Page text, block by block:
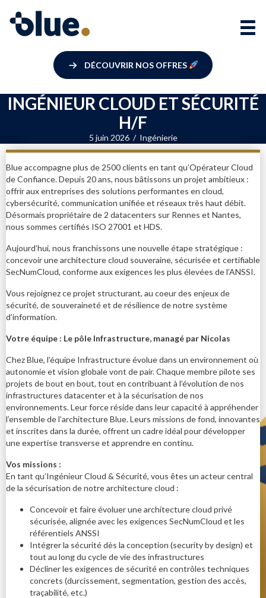
DÉCOUVRIR NOS OFFRES
INGÉNIEUR CLOUD ET SÉCURITÉ
H/F
5 juin 2026 / Ingénierie
Blue accompagne plus de 2500 clients en tant qu’Opérateur Cloud
de Confiance. Depuis 20 ans, nous bâtissons un projet ambitieux :
offrir aux entreprises des solutions performantes en cloud,
cybersécurité, communication unifiée et réseaux très haut débit.
Désormais propriétaire de 2 datacenters sur Rennes et Nantes,
nous sommes certifiés ISO 27001 et HDS.
Aujourd’hui, nous franchissons une nouvelle étape stratégique :
concevoir une architecture cloud souveraine, sécurisée et certifiable
SecNumCloud, conforme aux exigences les plus élevées de l’ANSSI.
Vous rejoignez ce projet structurant, au coeur des enjeux de
sécurité, de souveraineté et de résilience de notre système
d’information.
Votre équipe : Le pôle Infrastructure, managé par Nicolas
Chez Blue, l’équipe Infrastructure évolue dans un environnement où
autonomie et vision globale vont de pair. Chaque membre pilote ses
projets de bout en bout, tout en contribuant à l’évolution de nos
infrastructures datacenter et à la sécurisation de nos
environnements. Leur force réside dans leur capacité à appréhender
l’ensemble de l’architecture Blue. Leurs missions de fond, innovantes
et inscrites dans la durée, offrent un cadre idéal pour développer
une expertise transverse et apprendre en continu.
Vos missions :
En tant qu’Ingénieur Cloud & Sécurité, vous êtes un acteur central
de la sécurisation de notre architecture cloud :
Concevoir et faire évoluer une architecture cloud privé
sécurisée, alignée avec les exigences SecNumCloud et les
référentiels ANSSI
Intégrer la sécurité dès la conception (security by design) et
tout au long du cycle de vie des infrastructures
Décliner les exigences de sécurité en contrôles techniques
concrets (durcissement, segmentation, gestion des accès,
traçabilité, etc.)